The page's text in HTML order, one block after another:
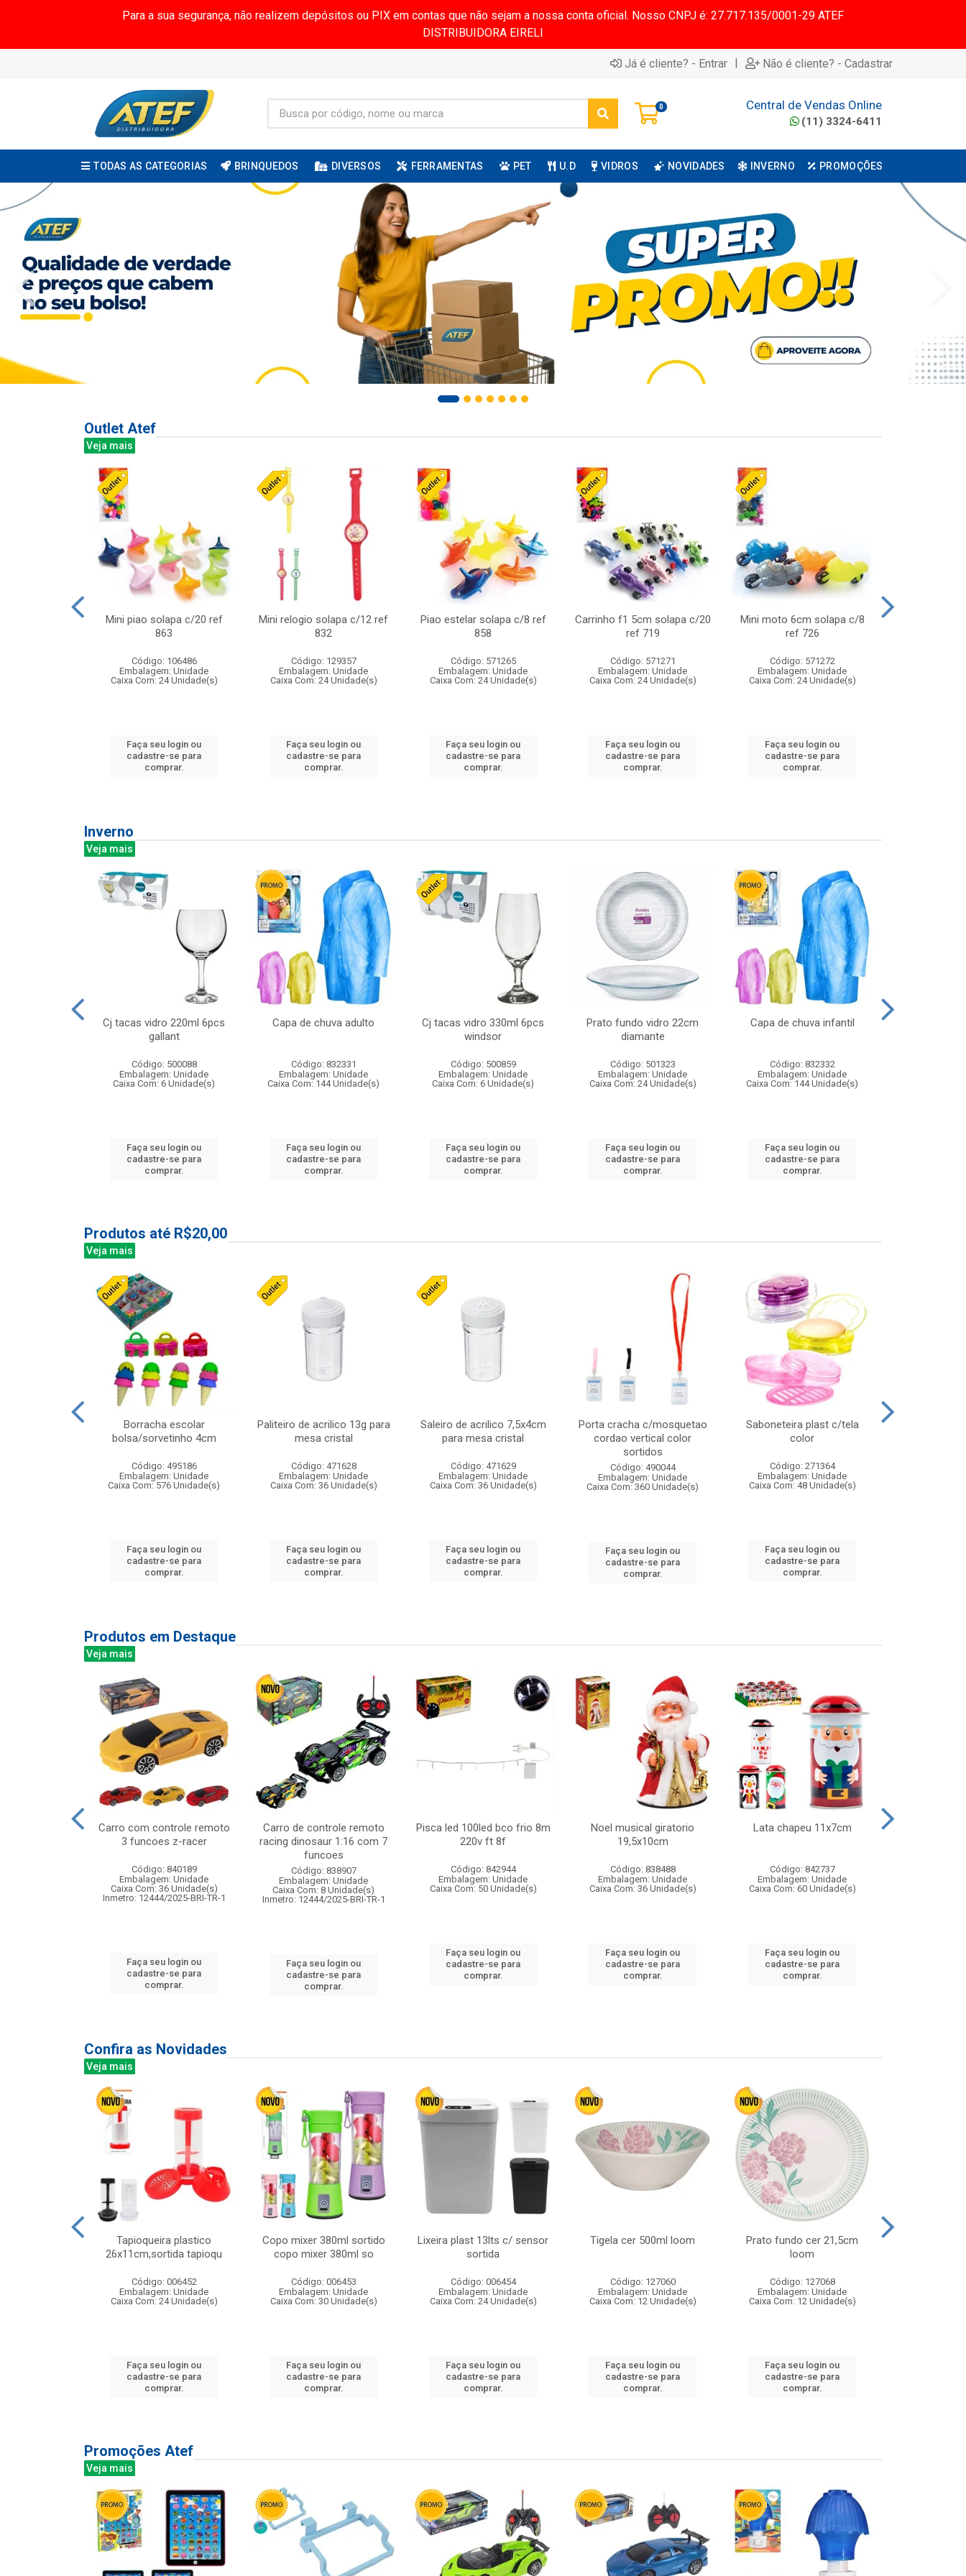
Para a sua segurança, não realizem depósitos ou PIX em contas que não sejam a nossa conta oficial. Nosso CNPJ é: 27.717.135/0001-29 ATEF
DISTRIBUIDORA EIRELI
Já é cliente? - Entrar | Não é cliente? - Cadastrar
0 Central de Vendas Online
(11) 3324-6411
TODAS AS CATEGORIAS BRINQUEDOS DIVERSOS FERRAMENTAS PET U.D VIDROS NOVIDADES INVERNO PROMOÇÕES
Outlet Atef
Veja mais
Mini piao solapa c/20 ref
863
Código: 106486
Embalagem: Unidade
Caixa Com: 24 Unidade(s)
Faça seu login ou
cadastre-se para
comprar.
Mini relogio solapa c/12 ref
832
Código: 129357
Embalagem: Unidade
Caixa Com: 24 Unidade(s)
Faça seu login ou
cadastre-se para
comprar.
Piao estelar solapa c/8 ref
858
Código: 571265
Embalagem: Unidade
Caixa Com: 24 Unidade(s)
Faça seu login ou
cadastre-se para
comprar.
Carrinho f1 5cm solapa c/20
ref 719
Código: 571271
Embalagem: Unidade
Caixa Com: 24 Unidade(s)
Faça seu login ou
cadastre-se para
comprar.
Mini moto 6cm solapa c/8
ref 726
Código: 571272
Embalagem: Unidade
Caixa Com: 24 Unidade(s)
Faça seu login ou
cadastre-se para
comprar.
Inverno
Veja mais
Cj tacas vidro 220ml 6pcs
gallant
Código: 500088
Embalagem: Unidade
Caixa Com: 6 Unidade(s)
Faça seu login ou
cadastre-se para
comprar.
Capa de chuva adulto
Código: 832331
Embalagem: Unidade
Caixa Com: 144 Unidade(s)
Faça seu login ou
cadastre-se para
comprar.
Cj tacas vidro 330ml 6pcs
windsor
Código: 500859
Embalagem: Unidade
Caixa Com: 6 Unidade(s)
Faça seu login ou
cadastre-se para
comprar.
Prato fundo vidro 22cm
diamante
Código: 501323
Embalagem: Unidade
Caixa Com: 24 Unidade(s)
Faça seu login ou
cadastre-se para
comprar.
Capa de chuva infantil
Código: 832332
Embalagem: Unidade
Caixa Com: 144 Unidade(s)
Faça seu login ou
cadastre-se para
comprar.
Produtos até R$20,00
Veja mais
Borracha escolar
bolsa/sorvetinho 4cm
Código: 495186
Embalagem: Unidade
Caixa Com: 576 Unidade(s)
Faça seu login ou
cadastre-se para
comprar.
Paliteiro de acrilico 13g para
mesa cristal
Código: 471628
Embalagem: Unidade
Caixa Com: 36 Unidade(s)
Faça seu login ou
cadastre-se para
comprar.
Saleiro de acrilico 7,5x4cm
para mesa cristal
Código: 471629
Embalagem: Unidade
Caixa Com: 36 Unidade(s)
Faça seu login ou
cadastre-se para
comprar.
Porta cracha c/mosquetao
cordao vertical color
sortidos
Código: 490044
Embalagem: Unidade
Caixa Com: 360 Unidade(s)
Faça seu login ou
cadastre-se para
comprar.
Saboneteira plast c/tela
color
Código: 271364
Embalagem: Unidade
Caixa Com: 48 Unidade(s)
Faça seu login ou
cadastre-se para
comprar.
Produtos em Destaque
Veja mais
Carro com controle remoto
3 funcoes z-racer
Código: 840189
Embalagem: Unidade
Caixa Com: 36 Unidade(s)
Inmetro: 12444/2025-BRI-TR-1
Faça seu login ou
cadastre-se para
comprar.
Carro de controle remoto
racing dinosaur 1:16 com 7
funcoes
Código: 838907
Embalagem: Unidade
Caixa Com: 8 Unidade(s)
Inmetro: 12444/2025-BRI-TR-1
Faça seu login ou
cadastre-se para
comprar.
Pisca led 100led bco frio 8m
220v ft 8f
Código: 842944
Embalagem: Unidade
Caixa Com: 50 Unidade(s)
Faça seu login ou
cadastre-se para
comprar.
Noel musical giratorio
19,5x10cm
Código: 838488
Embalagem: Unidade
Caixa Com: 36 Unidade(s)
Faça seu login ou
cadastre-se para
comprar.
Lata chapeu 11x7cm
Código: 842737
Embalagem: Unidade
Caixa Com: 60 Unidade(s)
Faça seu login ou
cadastre-se para
comprar.
Confira as Novidades
Veja mais
Tapioqueira plastico
26x11cm,sortida tapioqu
Código: 006452
Embalagem: Unidade
Caixa Com: 24 Unidade(s)
Faça seu login ou
cadastre-se para
comprar.
Copo mixer 380ml sortido
copo mixer 380ml so
Código: 006453
Embalagem: Unidade
Caixa Com: 30 Unidade(s)
Faça seu login ou
cadastre-se para
comprar.
Lixeira plast 13lts c/ sensor
sortida
Código: 006454
Embalagem: Unidade
Caixa Com: 24 Unidade(s)
Faça seu login ou
cadastre-se para
comprar.
Tigela cer 500ml loom
Código: 127060
Embalagem: Unidade
Caixa Com: 12 Unidade(s)
Faça seu login ou
cadastre-se para
comprar.
Prato fundo cer 21,5cm
loom
Código: 127068
Embalagem: Unidade
Caixa Com: 12 Unidade(s)
Faça seu login ou
cadastre-se para
comprar.
Promoções Atef
Veja mais